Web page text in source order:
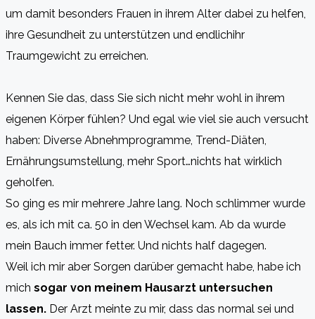
um damit besonders Frauen in ihrem Alter dabei zu helfen,
ihre Gesundheit zu unterstützen und endlichihr
Traumgewicht zu erreichen.
Kennen Sie das, dass Sie sich nicht mehr wohl in ihrem
eigenen Körper fühlen? Und egal wie viel sie auch versucht
haben: Diverse Abnehmprogramme, Trend-Diäten,
Ernährungsumstellung, mehr Sport…nichts hat wirklich
geholfen.
So ging es mir mehrere Jahre lang. Noch schlimmer wurde
es, als ich mit ca. 50 in den Wechsel kam. Ab da wurde
mein Bauch immer fetter. Und nichts half dagegen.
Weil ich mir aber Sorgen darüber gemacht habe, habe ich
mich sogar von meinem Hausarzt untersuchen
lassen. Der Arzt meinte zu mir, dass das normal sei und